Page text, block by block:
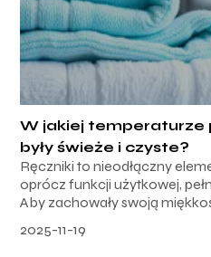
W jakiej temperaturze
były świeże i czyste?
Ręczniki to nieodłączny
oprócz funkcji użytkowej,
Aby zachowały swoją
2025-11-19